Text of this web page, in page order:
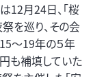
12月24日、「桜
を巡り、その会
～19年の５年
も補填していた